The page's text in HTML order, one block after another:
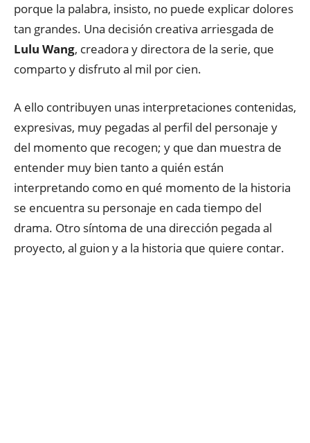
porque la palabra, insisto, no puede explicar dolores
tan grandes. Una decisión creativa arriesgada de
Lulu Wang, creadora y directora de la serie, que
comparto y disfruto al mil por cien.
A ello contribuyen unas interpretaciones contenidas,
expresivas, muy pegadas al perfil del personaje y
del momento que recogen; y que dan muestra de
entender muy bien tanto a quién están
interpretando como en qué momento de la historia
se encuentra su personaje en cada tiempo del
drama. Otro síntoma de una dirección pegada al
proyecto, al guion y a la historia que quiere contar.